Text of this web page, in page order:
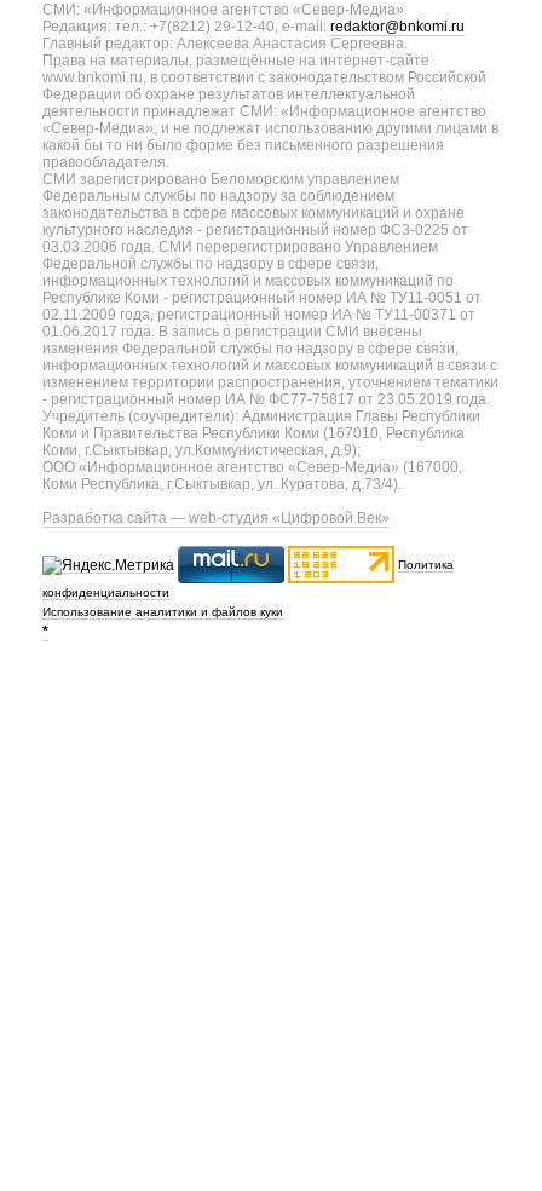
СМИ: «Информационное агентство «Север-Медиа»
Редакция: тел.: +7(8212) 29-12-40, e-mail: redaktor@bnkomi.ru
Главный редактор: Алексеева Анастасия Сергеевна.
Права на материалы, размещённые на интернет-сайте
www.bnkomi.ru, в соответствии с законодательством Российской
Федерации об охране результатов интеллектуальной
деятельности принадлежат СМИ: «Информационное агентство
«Север-Медиа», и не подлежат использованию другими лицами в
какой бы то ни было форме без письменного разрешения
правообладателя.
СМИ зарегистрировано Беломорским управлением
Федеральным службы по надзору за соблюдением
законодательства в сфере массовых коммуникаций и охране
культурного наследия - регистрационный номер ФС3-0225 от
03.03.2006 года. СМИ перерегистрировано Управлением
Федеральной службы по надзору в сфере связи,
информационных технологий и массовых коммуникаций по
Республике Коми - регистрационный номер ИА № ТУ11-0051 от
02.11.2009 года, регистрационный номер ИА № ТУ11-00371 от
01.06.2017 года. В запись о регистрации СМИ внесены
изменения Федеральной службы по надзору в сфере связи,
информационных технологий и массовых коммуникаций в связи с
изменением территории распространения, уточнением тематики
- регистрационный номер ИА № ФС77-75817 от 23.05.2019 года.
Учредитель (соучредители): Администрация Главы Республики
Коми и Правительства Республики Коми (167010, Республика
Коми, г.Сыктывкар, ул.Коммунистическая, д.9);
ООО «Информационное агентство «Север-Медиа» (167000,
Коми Республика, г.Сыктывкар, ул. Куратова, д.73/4).
Разработка сайта — web-студия «Цифровой Век»
Политика
конфиденциальности
Использование аналитики и файлов куки
*